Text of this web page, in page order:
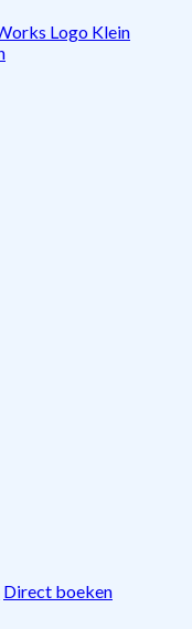
Direct boeken